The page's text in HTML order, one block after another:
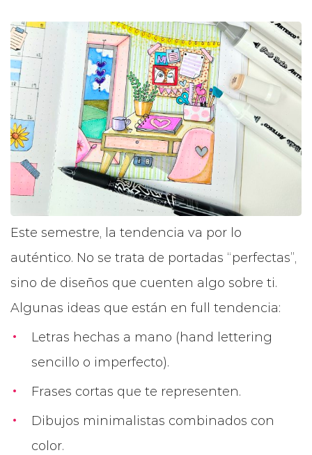
Este semestre, la tendencia va por lo
auténtico. No se trata de portadas “perfectas”,
sino de diseños que cuenten algo sobre ti.
Algunas ideas que están en full tendencia:
Letras hechas a mano (hand lettering
sencillo o imperfecto).
Frases cortas que te representen.
Dibujos minimalistas combinados con
color.